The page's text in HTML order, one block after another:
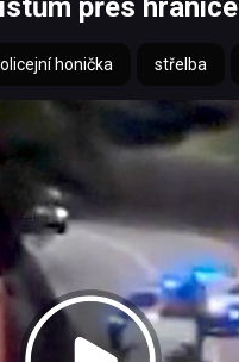
přes hranice
honička střelba